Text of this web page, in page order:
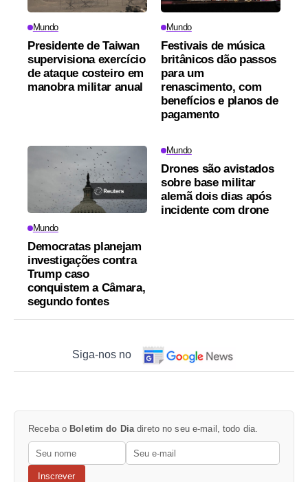
Mundo
Presidente de Taiwan
supervisiona exercício
de ataque costeiro em
manobra militar anual
Mundo
Festivais de música
britânicos dão passos
para um
renascimento, com
benefícios e planos de
pagamento
Mundo
Democratas planejam
investigações contra
Trump caso
conquistem a Câmara,
segundo fontes
Mundo
Drones são avistados
sobre base militar
alemã dois dias após
incidente com drone
Siga-nos no
Receba o Boletim do Dia direto no seu e-mail, todo dia.
Inscrever